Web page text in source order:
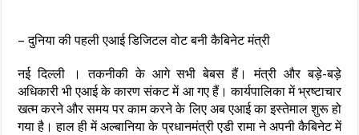
– दुनिया की पहली एआई डिजिटल वोट बनी कैबिनेट मंत्री
नई दिल्ली । तकनीकी के आगे सभी बेबस हैं। मंत्री और बड़े-बड़े
अधिकारी भी एआई के कारण संकट में आ गए हैं। कार्यपालिका में भ्रष्टाचार
खत्म करने और समय पर काम करने के लिए अब एआई का इस्तेमाल शुरू हो
गया है। हाल ही में अल्बानिया के प्रधानमंत्री एडी रामा ने अपनी कैबिनेट में